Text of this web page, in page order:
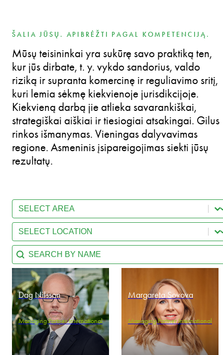
ŠALIA JŪSŲ. APIBRĖŽTI PAGAL KOMPETENCIJĄ.
Mūsų teisininkai yra sukūrę savo praktiką ten,
kur jūs dirbate, t. y. vykdo sandorius, valdo
riziką ir supranta komercinę ir reguliavimo sritį,
kuri lemia sėkmę kiekvienoje jurisdikcijoje.
Kiekvieną darbą jie atlieka savarankiškai,
strategiškai aiškiai ir tiesiogiai atsakingai. Gilus
rinkos išmanymas. Vieningas dalyvavimas
regione. Asmeninis įsipareigojimas siekti jūsų
rezultatų.
Team - Practice Area
Select content
Team - Location
Select content
Team - Search by name
Search content
Dag Nilsson
Managing Partner International
Margareta Sovova
Managing Partner International